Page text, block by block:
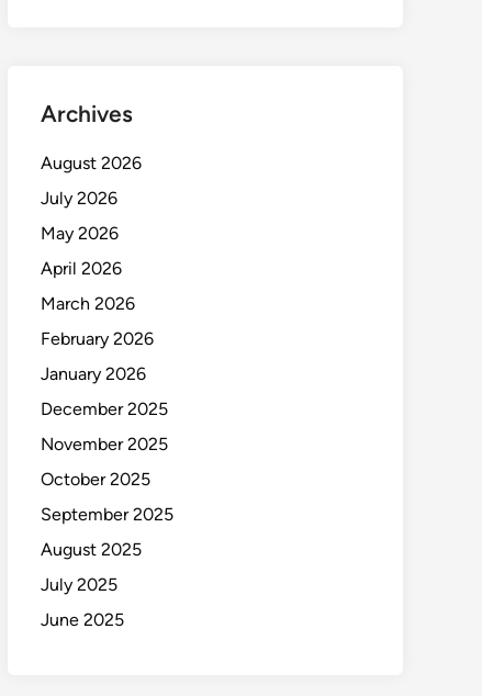
Archives
August 2026
July 2026
May 2026
April 2026
March 2026
February 2026
January 2026
December 2025
November 2025
October 2025
September 2025
August 2025
July 2025
June 2025